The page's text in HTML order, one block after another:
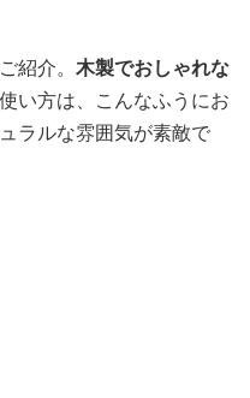
紹介。 木製でおしゃれな
い方は、こんなふうにお
ラルな雰囲気が素敵で